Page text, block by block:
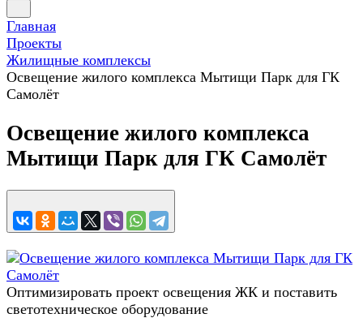
Главная
Проекты
Жилищные комплексы
Освещение жилого комплекса Мытищи Парк для ГК
Самолёт
Освещение жилого комплекса
Мытищи Парк для ГК Самолёт
Оптимизировать проект освещения ЖК и поставить
светотехническое оборудование